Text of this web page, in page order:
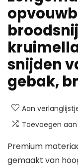
snijden
gebak,
Aan
Toevoegen
Premium
gemaakt van